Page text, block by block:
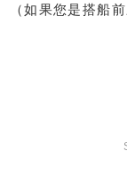
（如果您是搭船